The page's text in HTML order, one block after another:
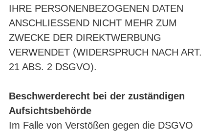
IHRE PERSONENBEZOGENEN DATEN
ANSCHLIESSEND NICHT MEHR ZUM
ZWECKE DER DIREKTWERBUNG
VERWENDET (WIDERSPRUCH NACH ART.
21 ABS. 2 DSGVO).
Beschwerderecht bei der zuständigen
Aufsichtsbehörde
Im Falle von Verstößen gegen die DSGVO